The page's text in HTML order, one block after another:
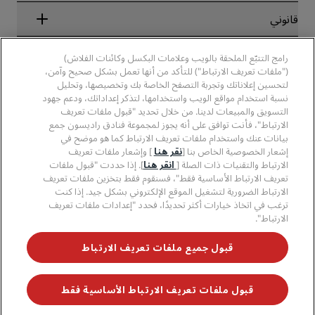
تطبيق فنادق راديسون
الفنادق المعتمدة في مجال الرياضة
فنادق مناسبة للعائلات
الصحة والسلامة
مجموعة فنادق راديسون
وسائل الإعلام
الوظائف، مجموعة فنادق PPHE
الوظائف في مجموعة فنادق EHL
The Club by RHG
فرص التنمية
الأعمال المسؤولة
المشتريات
قانوني
الإشعار القانوني
شروط برنامج Radisson Rewards وأحكامه
اتفاقية استخدام الموقع
سهولة التصفح الرقمي
بيان الرق ّ المعاصر
مساعدة
تنبيهات للمستهلكين
بيانات الاتصال
الأسئلة الشائعة
خريطة الموقع
وسائل التواصل الاجتماعي
علامات فنادق راديسون التجارية
لا تفوّت فرصة الحصول على أفضل عروضنا
جميع الحقوق محفوظة. مجموعة فنادق
راديسون (RHG)، وراديسون، وراديسون رِد، وراديسون بلو، وراديسون كوليكشن،
رامج التتبّع الملحقة بالويب وعلامات البكسل وكائنات الفلاش)
("ملفات تعريف الارتباط") للتأكد من أنها تعمل بشكل صحيح وآمن،
لتحسين إعلاناتك وتجربة التصفح الخاصة بك وتخصيصها، وتحليل
نسبة استخدام مواقع الويب واستخدامها، لتذكر إعداداتك، ودعم جهود
التسويق والمبيعات لدينا. من خلال تحديد "قبول ملفات تعريف
الارتباط"، فأنت توافق على أنه يجوز لمجموعة فنادق راديسون جمع
بيانات عنك واستخدام ملفات تعريف الارتباط كما هو موضح في
إشعار الخصوصية الخاص بنا [نقر هنا ] وإشعار ملفات تعريف
الارتباط والتقنيات ذات الصلة [ انقر هنا]. إذا حددت "قبول ملفات
تعريف الارتباط الأساسية فقط"، فسنقوم فقط بتخزين ملفات تعريف
الارتباط الضرورية لتشغيل الموقع الإلكتروني بشكل جيد. إذا كنت
ترغب في اتخاذ خيارات أكثر تحديدًا، فحدد "إعدادات ملفات تعريف
الارتباط".
قبول جميع ملفات تعريف الارتباط
قبول ملفات تعريف الارتباط الأساسية فقط